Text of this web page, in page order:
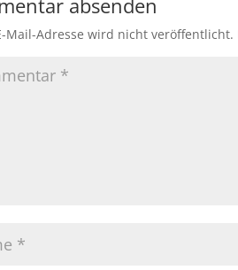
absenden
Mail-Adresse wird nicht veröffentlicht.